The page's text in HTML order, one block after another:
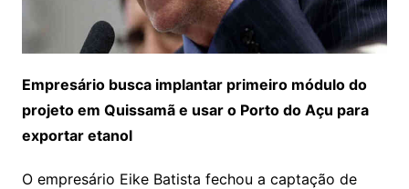
Empresário busca implantar primeiro módulo do
projeto em Quissamã e usar o Porto do Açu para
exportar etanol
O empresário Eike Batista fechou a captação de